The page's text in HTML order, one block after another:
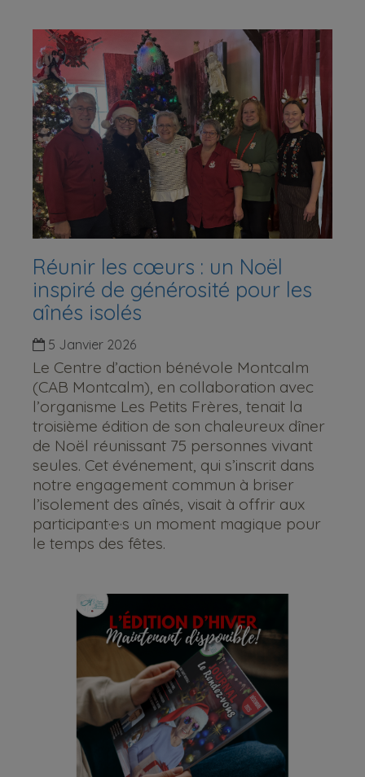
Réunir les cœurs : un Noël
inspiré de générosité pour les
aînés isolés
5 Janvier 2026
Le Centre d’action bénévole Montcalm
(CAB Montcalm), en collaboration avec
l’organisme Les Petits Frères, tenait la
troisième édition de son chaleureux dîner
de Noël réunissant 75 personnes vivant
seules. Cet événement, qui s’inscrit dans
notre engagement commun à briser
l’isolement des aînés, visait à offrir aux
participant·e·s un moment magique pour
le temps des fêtes.